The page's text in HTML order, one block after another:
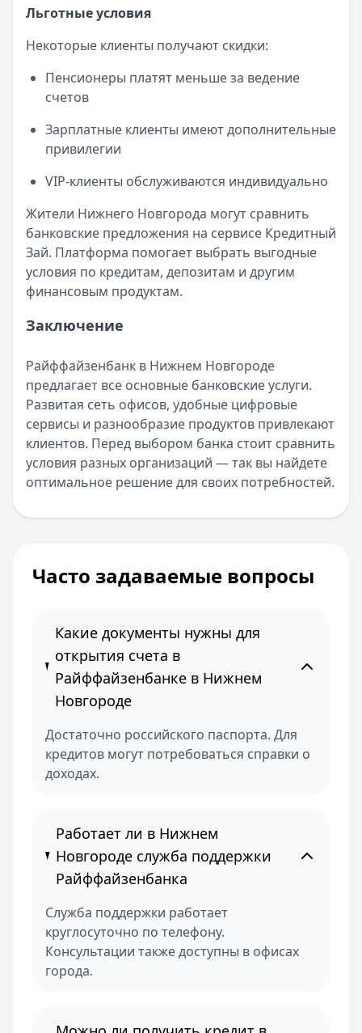
Льготные условия
Некоторые клиенты получают скидки:
Пенсионеры платят меньше за ведение
счетов
Зарплатные клиенты имеют дополнительные
привилегии
VIP-клиенты обслуживаются индивидуально
Жители Нижнего Новгорода могут сравнить
банковские предложения на сервисе Кредитный
Зай. Платформа помогает выбрать выгодные
условия по кредитам, депозитам и другим
финансовым продуктам.
Заключение
Райффайзенбанк в Нижнем Новгороде
предлагает все основные банковские услуги.
Развитая сеть офисов, удобные цифровые
сервисы и разнообразие продуктов привлекают
клиентов. Перед выбором банка стоит сравнить
условия разных организаций — так вы найдете
оптимальное решение для своих потребностей.
Часто задаваемые вопросы
Какие документы нужны для
открытия счета в
Райффайзенбанке в Нижнем
Новгороде
Достаточно российского паспорта. Для
кредитов могут потребоваться справки о
доходах.
Работает ли в Нижнем
Новгороде служба поддержки
Райффайзенбанка
Служба поддержки работает
круглосуточно по телефону.
Консультации также доступны в офисах
города.